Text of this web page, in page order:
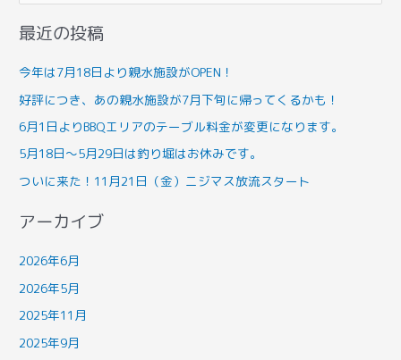
索
対
最近の投稿
今年は7月18日より親水施設がOPEN！
好評につき、あの親水施設が7月下旬に帰ってくるかも！
6月1日よりBBQエリアのテーブル料金が変更になります。
5月18日～5月29日は釣り堀はお休みです。
ついに来た！11月21日（金）ニジマス放流スタート
アーカイブ
2026年6月
2026年5月
2025年11月
2025年9月